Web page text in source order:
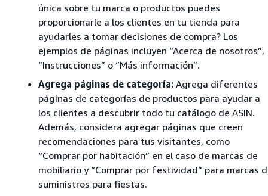
única sobre tu marca o productos puedes
proporcionarle a los clientes en tu tienda para
ayudarles a tomar decisiones de compra? Los
ejemplos de páginas incluyen “Acerca de nosotros”,
“Instrucciones” o “Más información”.
Agrega páginas de categoría: Agrega diferentes
páginas de categorías de productos para ayudar a
los clientes a descubrir todo tu catálogo de ASIN.
Además, considera agregar páginas que creen
recomendaciones para tus visitantes, como
“Comprar por habitación” en el caso de marcas de
mobiliario y “Comprar por festividad” para marcas
suministros para fiestas.